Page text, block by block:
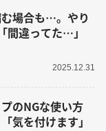
む場合も…。やり
間違ってた…」
2025.12.31
のNGな使い方
気を付けます」